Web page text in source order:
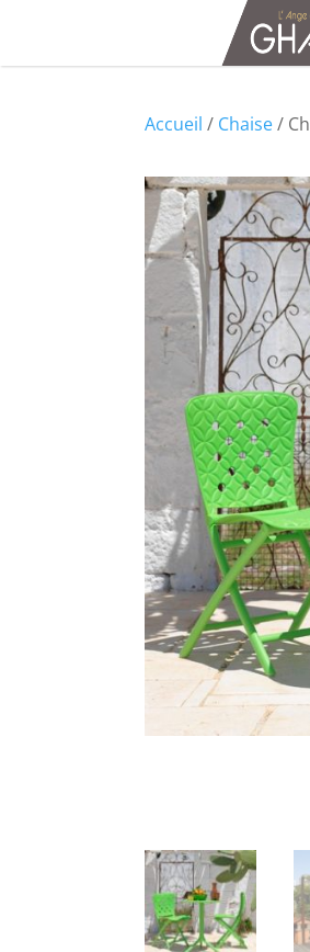
Accueil / Chaise/